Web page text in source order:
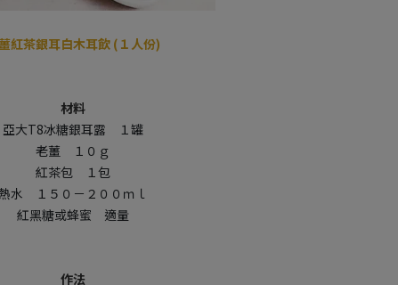
紅茶銀耳白木耳飲 (１人份)
材料
亞大T8冰糖銀耳露
１罐
老薑
１０ｇ
紅茶包
１包
水
１５０－２００ｍｌ
紅黑糖或蜂蜜
適量
作法